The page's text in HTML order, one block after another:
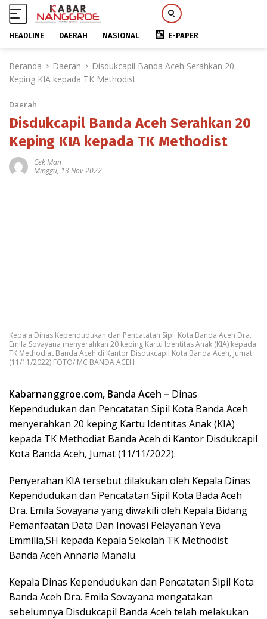
HEADLINE DAERAH NASIONAL E-PAPER
Beranda Daerah
Disdukcapil Banda Aceh Serahkan 20
Keping KIA kepada TK Methodist
Daerah
Disdukcapil Banda Aceh Serahkan 20
Keping KIA kepada TK Methodist
Cek Man
Minggu, 13 Nov 2022
Kepala Dinas Kependudukan dan Pencatatan Sipil Kota Banda Aceh Dra.
Emila Sovayana menyerahkan 20 keping Kartu Identitas Anak (KIA) kepada
TK Methodiat Banda Aceh di Kantor Disdukcapil Kota Banda Aceh, Jumat
(11/11/2022) FOTO/ MC BANDA ACEH
Kabarnanggroe.com, Banda Aceh – Dinas
Kependudukan dan Pencatatan Sipil Kota Banda Aceh
menyerahkan 20 keping Kartu Identitas Anak (KIA)
kepada TK Methodiat Banda Aceh di Kantor Disdukcapil
Kota Banda Aceh, Jumat (11/11/2022).
Penyerahan KIA tersebut dilakukan oleh Kepala Dinas
Kependudukan dan Pencatatan Sipil Kota Bada Aceh
Dra. Emila Sovayana yang diwakili oleh Kepala Bidang
Pemanfaatan Data Dan Inovasi Pelayanan Yeva
Emmilia,SH kepada Kepala Sekolah TK Methodist
Banda Aceh Annaria Manalu.
Kepala Dinas Kependudukan dan Pencatatan Sipil Kota
Banda Aceh Dra. Emila Sovayana mengatakan
sebelumnya Disdukcapil Banda Aceh telah melakukan